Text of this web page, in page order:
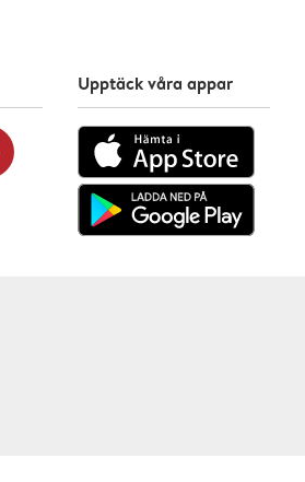
Upptäck våra appar